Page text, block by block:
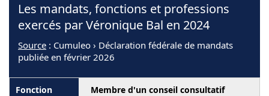
Les mandats, fonctions et professions
exercés par Véronique Bal en 2024
Source : Cumuleo › Déclaration fédérale de mandats
publiée en février 2026
Membre d'un conseil consultatif